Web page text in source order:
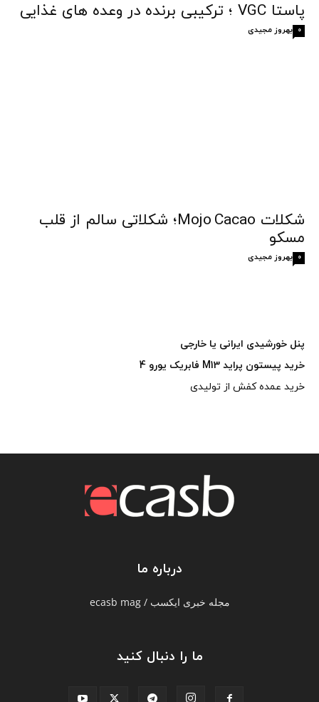
پاستا VGC ؛ ترکیبی برنده در وعده های غذایی
بهروز مجیدی 0
شکلات Mojo Cacao؛ شکلاتی سالم از قلب
مسکو
بهروز مجیدی 0
پنل خورشیدی ایرانی یا خارجی
خرید پیستون پراید M13 فابریک یورو 4
خرید عمده کفش از تولیدی
درباره ما
مجله خبری ایکسب / ecasb mag
ما را دنبال کنید